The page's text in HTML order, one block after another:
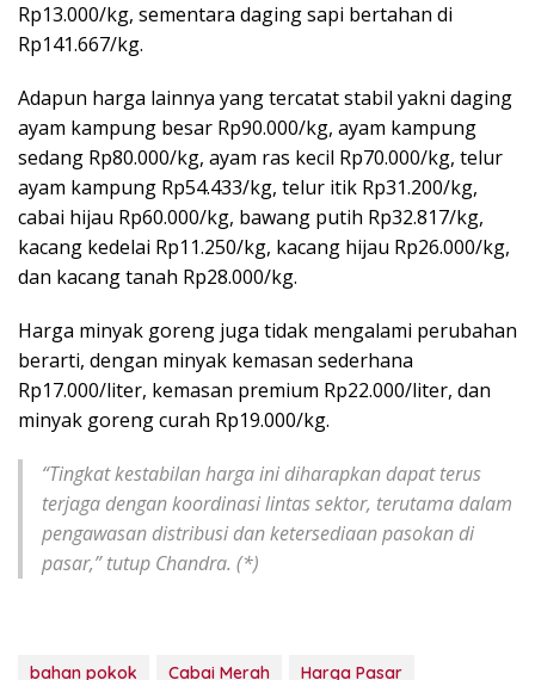
Rp13.000/kg, sementara daging sapi bertahan di
Rp141.667/kg.
Adapun harga lainnya yang tercatat stabil yakni daging
ayam kampung besar Rp90.000/kg, ayam kampung
sedang Rp80.000/kg, ayam ras kecil Rp70.000/kg, telur
ayam kampung Rp54.433/kg, telur itik Rp31.200/kg,
cabai hijau Rp60.000/kg, bawang putih Rp32.817/kg,
kacang kedelai Rp11.250/kg, kacang hijau Rp26.000/kg,
dan kacang tanah Rp28.000/kg.
Harga minyak goreng juga tidak mengalami perubahan
berarti, dengan minyak kemasan sederhana
Rp17.000/liter, kemasan premium Rp22.000/liter, dan
minyak goreng curah Rp19.000/kg.
“Tingkat kestabilan harga ini diharapkan dapat terus
terjaga dengan koordinasi lintas sektor, terutama dalam
pengawasan distribusi dan ketersediaan pasokan di
pasar,” tutup Chandra. (*)
bahan pokok Cabai Merah
Harga Pasar